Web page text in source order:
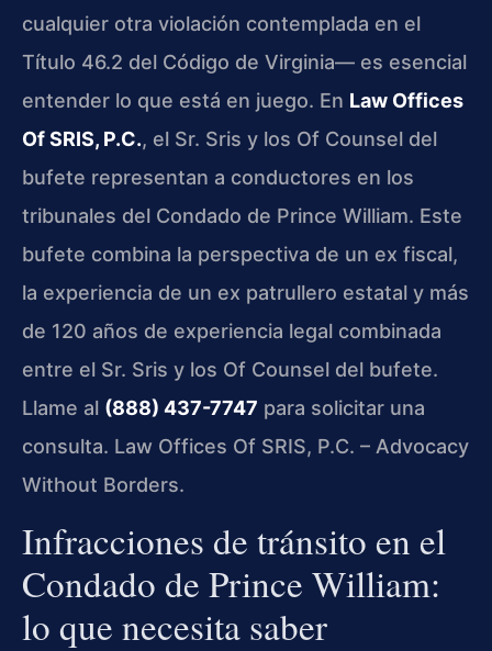
cualquier otra violación contemplada en el
Título 46.2 del Código de Virginia— es esencial
entender lo que está en juego. En Law Offices
Of SRIS, P.C., el Sr. Sris y los Of Counsel del
bufete representan a conductores en los
tribunales del Condado de Prince William. Este
bufete combina la perspectiva de un ex fiscal,
la experiencia de un ex patrullero estatal y más
de 120 años de experiencia legal combinada
entre el Sr. Sris y los Of Counsel del bufete.
Llame al (888) 437-7747 para solicitar una
consulta. Law Offices Of SRIS, P.C. – Advocacy
Without Borders.
Infracciones de tránsito en el
Condado de Prince William:
lo que necesita saber